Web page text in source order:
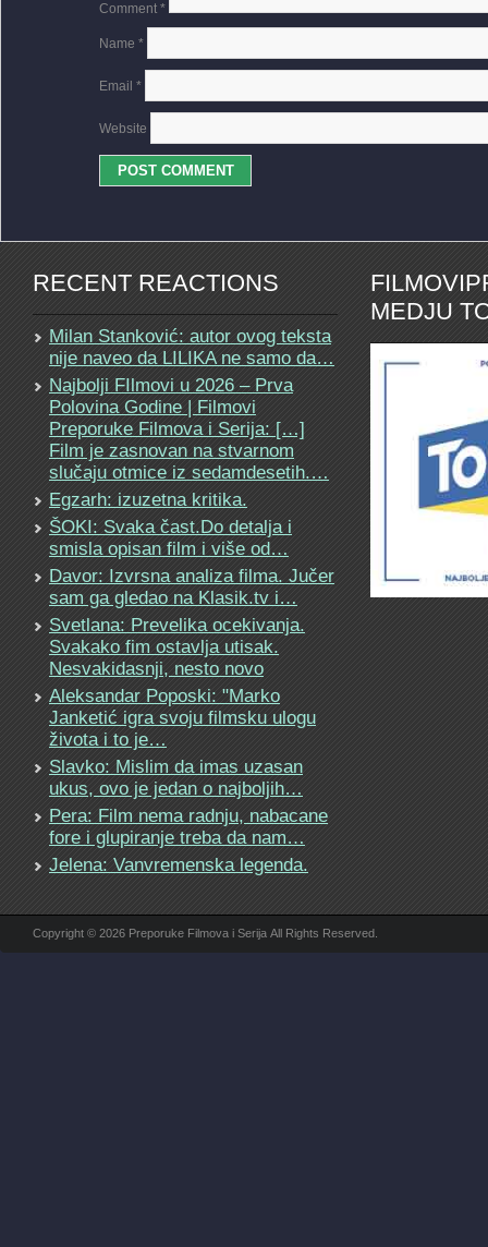
Comment *
Name *
Email *
Website
RECENT REACTIONS
Milan Stanković: autor ovog teksta
nije naveo da LILIKA ne samo da…
Najbolji FIlmovi u 2026 – Prva
Polovina Godine | Filmovi
Preporuke Filmova i Serija: […]
Film je zasnovan na stvarnom
slučaju otmice iz sedamdesetih.…
Egzarh: izuzetna kritika.
ŠOKI: Svaka čast.Do detalja i
smisla opisan film i više od…
Davor: Izvrsna analiza filma. Jučer
sam ga gledao na Klasik.tv i…
Svetlana: Prevelika ocekivanja.
Svakako fim ostavlja utisak.
Nesvakidasnji, nesto novo
Aleksandar Poposki: "Marko
Janketić igra svoju filmsku ulogu
života i to je…
Slavko: Mislim da imas uzasan
ukus, ovo je jedan o najboljih…
Pera: Film nema radnju, nabacane
fore i glupiranje treba da nam…
Jelena: Vanvremenska legenda.
MEDJU
Copyright © 2026 Preporuke Filmova i Serija All Rights Reserved.